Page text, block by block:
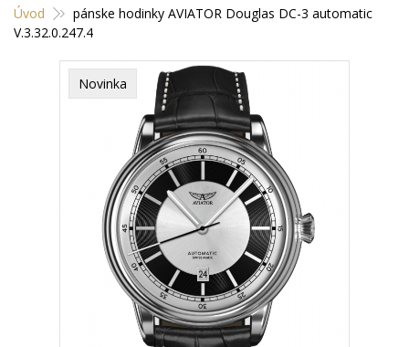
Úvod
pánske hodinky AVIATOR Douglas DC-3 automatic
V.3.32.0.247.4
Novinka